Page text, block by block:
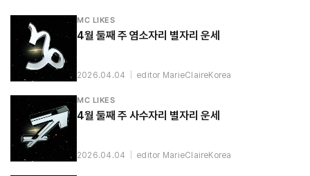
MC LIKES
4월 둘째 주 염소자리 별자리 운세
2026.04.04 editor MarieClaireKorea
MC LIKES
4월 둘째 주 사수자리 별자리 운세
2026.04.04 editor MarieClaireKorea